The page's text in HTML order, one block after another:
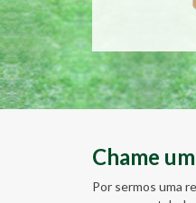
Chame
Por sermos uma